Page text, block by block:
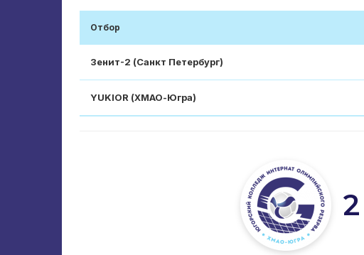
Отбор
Зенит-2 (Санкт Петербург)
YUKIOR (ХМАО-Югра)
2